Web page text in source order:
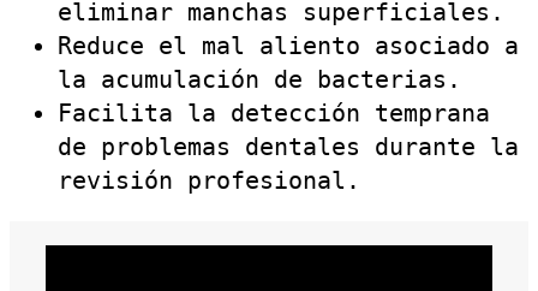
eliminar manchas superficiales.
Reduce el mal aliento asociado a
la acumulación de bacterias.
Facilita la detección temprana
de problemas dentales durante la
revisión profesional.